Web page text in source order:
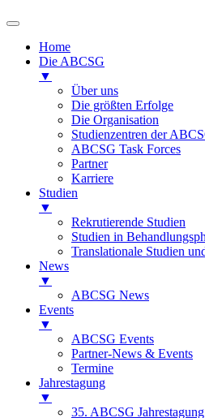
Home
Die ABCSG
▼
Über uns
Die größten Erfolge
Die Organisation
Studienzentren der
ABCSG Task Forces
Partner
Karriere
Studien
▼
Rekrutierende Studien
Studien in
Translationale Studien
News
▼
ABCSG News
Events
▼
ABCSG Events
Partner-News & Events
Termine
Jahrestagung
▼
35. ABCSG